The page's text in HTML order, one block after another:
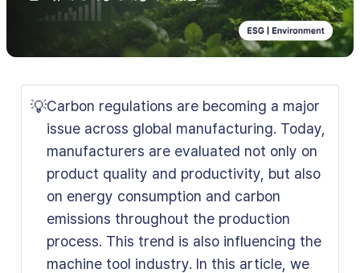
💡Carbon regulations are becoming a major
issue across global manufacturing. Today,
manufacturers are evaluated not only on
product quality and productivity, but also
on energy consumption and carbon
emissions throughout the production
process. This trend is also influencing the
machine tool industry. In this article, we